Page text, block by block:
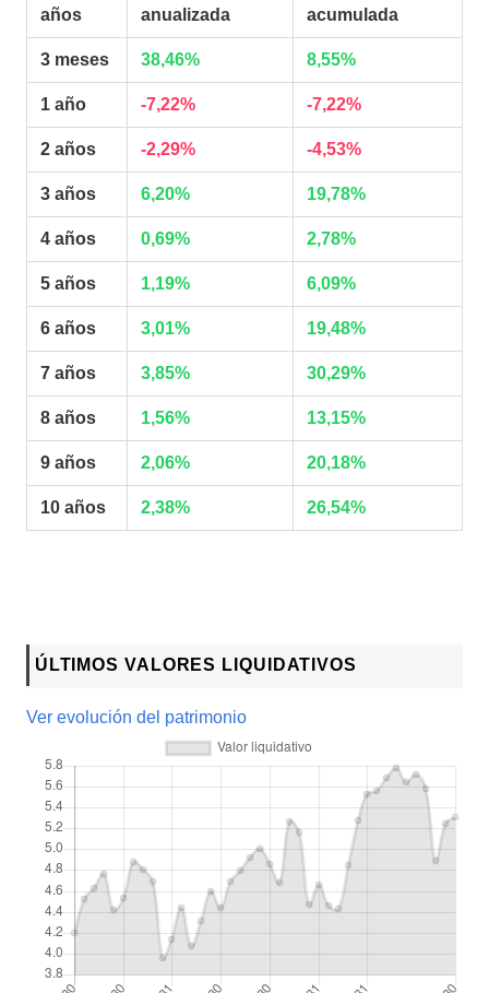
años
anualizada
acumulada
3 meses 38,46% 8,55%
1 año -7,22% -7,22%
2 años -2,29% -4,53%
3 años 6,20% 19,78%
4 años 0,69% 2,78%
5 años 1,19% 6,09%
6 años 3,01% 19,48%
7 años 3,85% 30,29%
8 años 1,56% 13,15%
9 años 2,06% 20,18%
10 años 2,38% 26,54%
ÚLTIMOS VALORES LIQUIDATIVOS
Ver evolución del patrimonio